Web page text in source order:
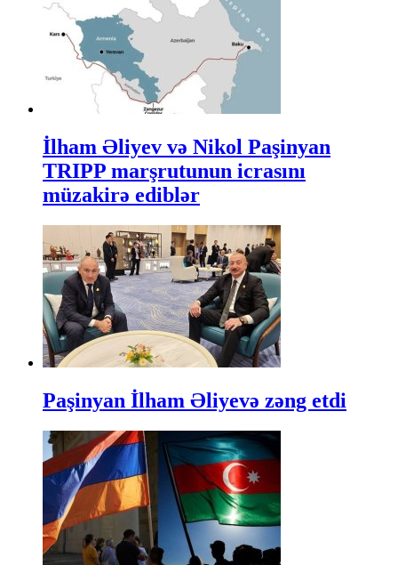
İlham Əliyev və Nikol Paşinyan
TRIPP marşrutunun icrasını
müzakirə ediblər
Paşinyan İlham Əliyevə zəng etdi